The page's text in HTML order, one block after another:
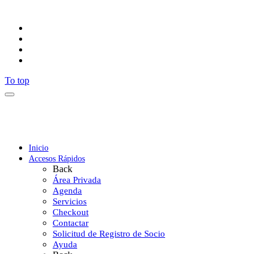
To top
Inicio
Accesos Rápidos
Back
Área Privada
Agenda
Servicios
Checkout
Contactar
Solicitud de Registro de Socio
Ayuda